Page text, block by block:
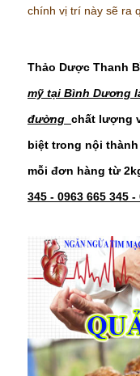
chính vị trí này sẽ ra
Thảo Dược Thanh
mỹ tại Bình Dương
đường chất lượng
biệt trong nội
mỗi đơn hàng từ
345 - 0963 665 345 -